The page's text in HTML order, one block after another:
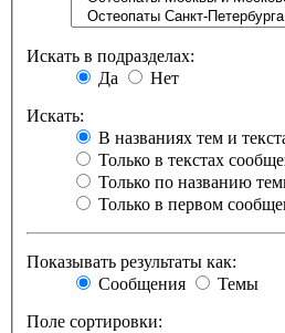
Искать в подразделах:
Да
Нет
Искать:
В названиях тем и
Только в текстах
Только по названию
Только в первом
Показывать результаты как:
Сообщения
Темы
Поле сортировки: